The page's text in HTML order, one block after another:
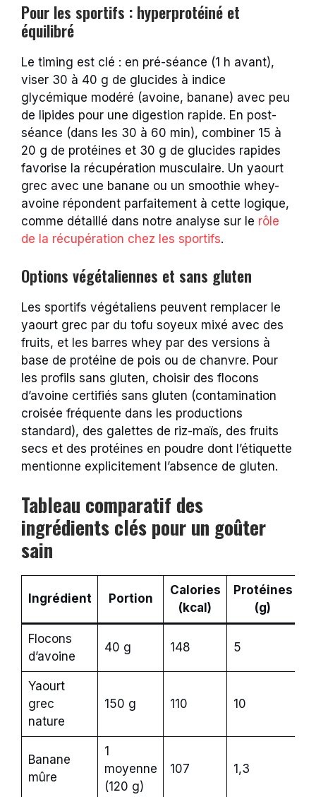
Pour les sportifs : hyperprotéiné et
équilibré
Le timing est clé : en pré-séance (1 h avant),
viser 30 à 40 g de glucides à indice
glycémique modéré (avoine, banane) avec peu
de lipides pour une digestion rapide. En post-
séance (dans les 30 à 60 min), combiner 15 à
20 g de protéines et 30 g de glucides rapides
favorise la récupération musculaire. Un yaourt
grec avec une banane ou un smoothie whey-
avoine répondent parfaitement à cette logique,
comme détaillé dans notre analyse sur le rôle
de la récupération chez les sportifs.
Options végétaliennes et sans gluten
Les sportifs végétaliens peuvent remplacer le
yaourt grec par du tofu soyeux mixé avec des
fruits, et les barres whey par des versions à
base de protéine de pois ou de chanvre. Pour
les profils sans gluten, choisir des flocons
d’avoine certifiés sans gluten (contamination
croisée fréquente dans les productions
standard), des galettes de riz-maïs, des fruits
secs et des protéines en poudre dont l’étiquette
mentionne explicitement l’absence de gluten.
Tableau comparatif des
ingrédients clés pour un goûter
sain
Ingrédient Portion
Calories
(kcal)
Protéines
(g)
Flocons
d’avoine
40 g 148 5
Yaourt
grec
nature
150 g 110 10
Banane
mûre
1
moyenne
(120 g)
107 1,3